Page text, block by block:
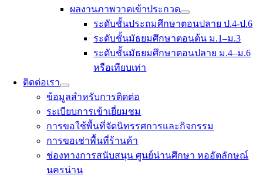
ผลงานภาพวาดเข้าประกวด
ระดับชั้นประถมศึกษาตอนปลาย ป.4-ป.6
ระดับชั้นมัธยมศึกษาตอนต้น ม.1–ม.3
ระดับชั้นมัธยมศึกษาตอนปลาย ม.4–ม.6
หรือเทียบเท่า
ติดต่อเรา
ข้อมูลสำหรับการติดต่อ
ระเบียบการเข้าเยี่ยมชม
การขอใช้พื้นที่จัดนิทรรศการและกิจกรรม
การขอเช่าพื้นที่ร้านค้า
ช่องทางการสนับสนุน ศูนย์น่านศึกษา หออัตลักษณ์
นครน่าน